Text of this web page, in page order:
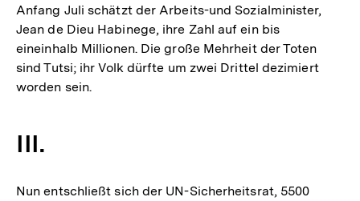
Anfang Juli schätzt der Arbeits-und Sozialminister,
Jean de Dieu Habinege, ihre Zahl auf ein bis
eineinhalb Millionen. Die große Mehrheit der Toten
sind Tutsi; ihr Volk dürfte um zwei Drittel dezimiert
worden sein.
III.
Nun entschließt sich der UN-Sicherheitsrat, 5500